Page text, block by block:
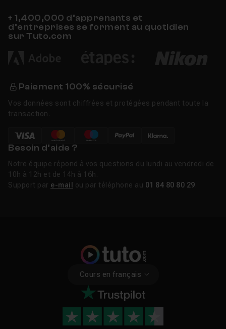
+ 1,400,000 d’apprenants et
d’entreprises se forment au quotidien
sur Tuto.com
Paiement 100% sécurisé
Vos données sont chiffrées et protégées pendant toute la
transaction.
Besoin d’aide ?
Notre équipe répond à vos questions du lundi au vendredi de
10h à 12h et de 14h à 16h.
Support par e-mail ou par téléphone au 01 84 80 80 29
Cours en français